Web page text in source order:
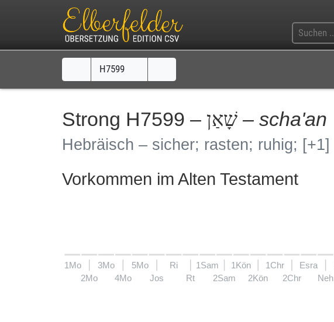
H7599
Strong H7599 – שָׁאַן – scha'an
Hebräisch – sicher; rasten; ruhig; [+1]
Vorkommen im Alten Testament
1Mo
2Mo
3Mo
4Mo
5Mo
Jos
Ri
Rt
1Sam
2Sam
1Kön
2Kön
1Chr
2Chr
Esra
Neh